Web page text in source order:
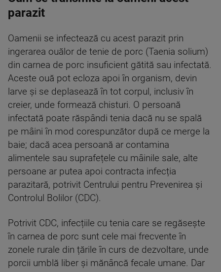
parazit
Oamenii se infectează cu acest parazit prin
ingerarea ouălor de tenie de porc (Taenia solium)
din carnea de porc insuficient gătită sau infectată.
Aceste ouă pot ecloza apoi în organism, devin
larve și se deplasează în tot corpul, inclusiv în
creier, unde formează chisturi. O persoană
infectată poate răspândi tenia dacă nu se spală
pe mâini în mod corespunzător după ce merge la
baie; dacă acea persoană ar contamina
alimentele sau suprafețele cu mâinile sale, alte
persoane ar putea apoi contracta infecția
parazitară, potrivit Centrului pentru Prevenirea și
Controlul Bolilor (CDC).
Potrivit CDC, infecțiile cu tenia care se regăsește
în carnea de porc sunt cele mai frecvente în
zonele rurale din țările în curs de dezvoltare, unde
porcii umblă liber și mănâncă fecale umane. Dar